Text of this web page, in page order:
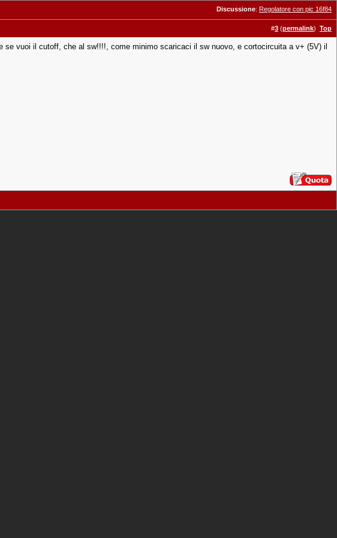
Discussione: Regolatore con pic 16f84
#3 (permalink) Top
vuoi il cutoff, che al sw!!!!, come minimo scaricaci il sw nuovo, e cortocircuita a v+ (5V) il